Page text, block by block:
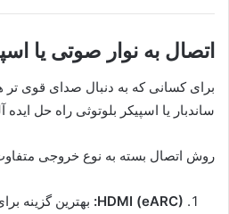
اتصال به نوار صوتی یا
برای کسانی که به دنبال صدای قوی تر
ساندبار یا اسپیکر بلوتوثی راه حل
روش اتصال بسته به نوع خروجی
HDMI (eARC): بهترین گزینه